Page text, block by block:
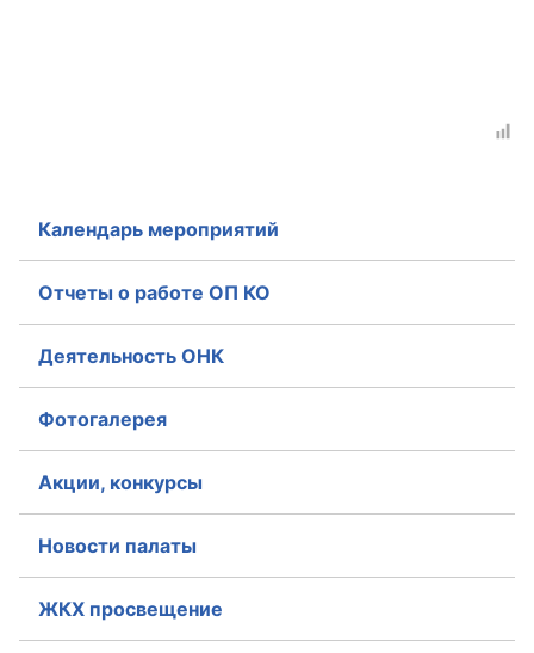
Календарь мероприятий
Отчеты о работе ОП КО
Деятельность ОНК
Фотогалерея
Акции, конкурсы
Новости палаты
ЖКХ просвещение